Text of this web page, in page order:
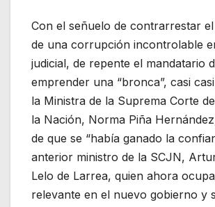
Con el señuelo de contrarrestar
de una corrupción incontrolable
judicial, de repente el mandatario
emprender una “bronca”, casi
la Ministra de la Suprema Corte
la Nación, Norma Piña
de que se “había ganado la
anterior ministro de la SCJN,
Lelo de Larrea, quien ahora
relevante en el nuevo gobierno y